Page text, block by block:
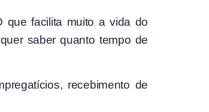
que facilita muito a vida do
saber quanto tempo de
recebimento de